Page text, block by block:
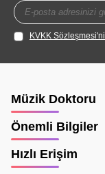
KVKK Sözleşmesi'ni
Müzik Doktoru
Önemli Bilgiler
Hızlı Erişim